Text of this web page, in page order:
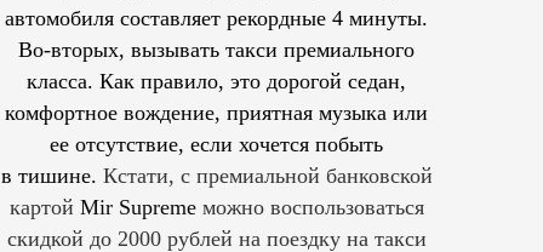
автомобиля составляет рекордные 4 минуты.
Во-вторых, вызывать такси премиального
класса. Как правило, это дорогой седан,
комфортное вождение, приятная музыка или
ее отсутствие, если хочется побыть
в тишине. Кстати, с премиальной банковской
картой Mir Supreme можно воспользоваться
скидкой до 2000 рублей на поездку на такси